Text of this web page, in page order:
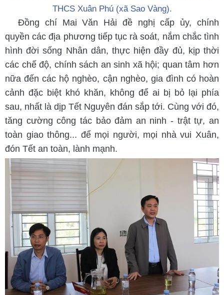
THCS Xuân Phú (xã Sao Vàng).
Đồng chí Mai Văn Hải đề nghị cấp ủy, chính
quyền các địa phương tiếp tục rà soát, nắm chắc tình
hình đời sống Nhân dân, thực hiện đầy đủ, kịp thời
các chế độ, chính sách an sinh xã hội; quan tâm hơn
nữa đến các hộ nghèo, cận nghèo, gia đình có hoàn
cảnh đặc biệt khó khăn, không để ai bị bỏ lại phía
sau, nhất là dịp Tết Nguyên đán sắp tới. Cùng với đó,
tăng cường công tác bảo đảm an ninh - trật tự, an
toàn giao thông... để mọi người, mọi nhà vui Xuân,
đón Tết an toàn, lành mạnh.